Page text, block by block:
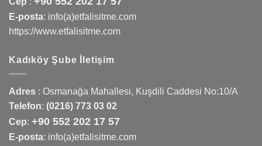
E-posta: info(a)etfalisitme.com
https://www.etfalisitme.com
Kadıköy Şube İletişim
Adres : Osmanağa Mahallesi, Kuşdili Caddesi No:10/A
Telefon: (0216) 773 03 02
Cep: +90 552 202 17 57
E-posta: info(a)etfalisitme.com